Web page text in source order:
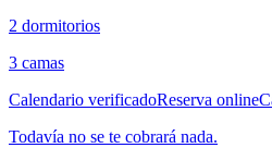
2 dormitorios
3 camas
Calendario verificadoReserva online
Todavía no se te cobrará nada.